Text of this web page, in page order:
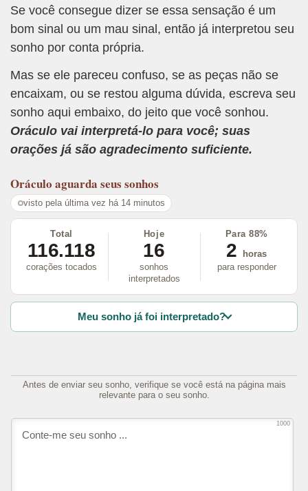
Se você consegue dizer se essa sensação é um
bom sinal ou um mau sinal, então já interpretou seu
sonho por conta própria.
Mas se ele pareceu confuso, se as peças não se
encaixam, ou se restou alguma dúvida, escreva seu
sonho aqui embaixo, do jeito que você sonhou.
Oráculo vai interpretá-lo para você; suas
orações já são agradecimento suficiente.
Oráculo aguarda seus sonhos
visto pela última vez há 14 minutos
Total
116.118
corações tocados
Hoje
16
sonhos
interpretados
Para 88%
2
horas
para responder
Meu sonho já foi interpretado?
Antes de enviar seu sonho, verifique se você está na página mais
relevante para o seu sonho.
1000